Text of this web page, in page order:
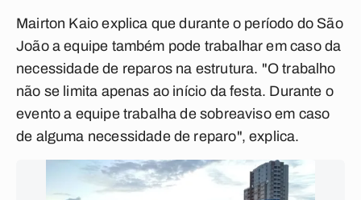
Mairton Kaio explica que durante o período do São
João a equipe também pode trabalhar em caso da
necessidade de reparos na estrutura. "O trabalho
não se limita apenas ao início da festa. Durante o
evento a equipe trabalha de sobreaviso em caso
de alguma necessidade de reparo", explica.